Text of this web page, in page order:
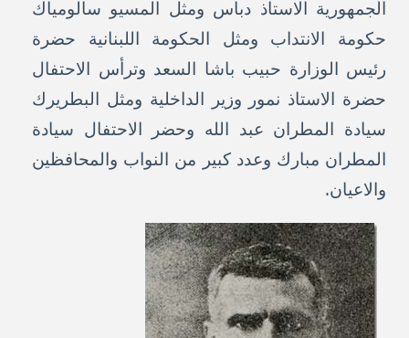
الجمهورية الاستاذ دباس ومثل المسيو سالومياك
حكومة الانتداب ومثل الحكومة اللبنانية حضرة
رئيس الوزارة حبيب باشا السعد وترأس الاحتفال
حضرة الاستاذ نمور وزير الداخلية ومثل البطريرك
سيادة المطران عبد الله وحضر الاحتفال سيادة
المطران مبارك وعدد كبير من النواب والمحافظين
والاعيان.